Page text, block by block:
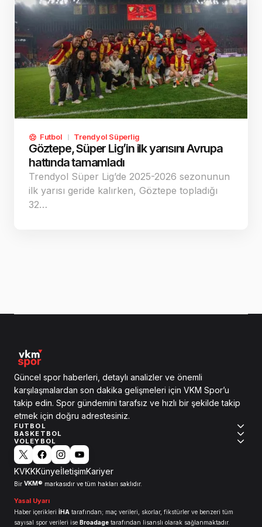
Futbol Trendyol Süperlig
Göztepe, Süper Lig’in ilk yarısını Avrupa
hattında tamamladı
Trendyol Süper Lig’de 2025-2026 sezonunun
ilk yarısı geride kalırken, Göztepe topladığı
32…
Güncel spor haberleri, detaylı analizler ve önemli
karşılaşmalardan son dakika gelişmeleri için VKM Spor’u
takip edin. Spor gündemini tarafsız ve hızlı bir şekilde takip
etmek için doğru adrestesiniz.
FUTBOL
BASKETBOL
VOLEYBOL
KVKKKünyeİletişimKariyer
Bir VKM® markasıdır ve tüm hakları saklıdır.
Yasal Uyarı
Haber içerikleri İHA tarafından; maç verileri, skorlar, fikstürler ve benzeri tüm
sayısal spor verileri ise Broadage tarafından lisanslı olarak sağlanmaktadır.